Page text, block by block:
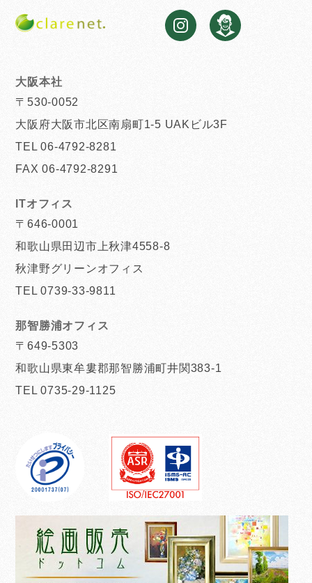
大阪本社
〒530-0052
大阪府大阪市北区南扇町1-5 UAKビル3F
TEL 06-4792-8281
FAX 06-4792-8291
ITオフィス
〒646-0001
和歌山県田辺市上秋津4558-8
秋津野グリーンオフィス
TEL 0739-33-9811
那智勝浦オフィス
〒649-5303
和歌山県東牟婁郡那智勝浦町井関383-1
TEL 0735-29-1125